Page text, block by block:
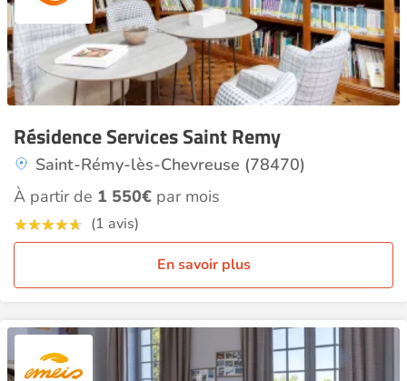
Résidence Services Saint Remy
Saint-Rémy-lès-Chevreuse (78470)
À partir de 1 550€ par mois
(1 avis)
En savoir plus